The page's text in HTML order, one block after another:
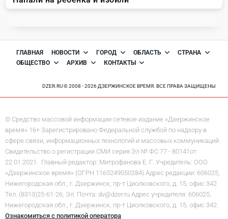
ГЛАВНАЯ НОВОСТИ ГОРОД ОБЛАСТЬ
СТРАНА
ОБЩЕСТВО
АРХИВ КОНТАКТЫ
DZER.RU © 2008 - 2026 ДЗЕРЖИНСКОЕ ВРЕМЯ. ВСЕ ПРАВА ЗАЩИЩЕНЫ
© Средство массовой информации сетевое издание «Дзержинское
время» 16+ Зарегистрировано Федеральной службой по надзору в
сфере связи, информационных технологий и массовых коммуникаций.
Свидетельство о регистрации СМИ серия Эл № ФС 77 - 80141от
22.01.2021. Главный редактор: Митрофанова Е. Г. Учредитель: ООО
«Дзержинское время» (ОГРН 1165249050284) Адрес редакции: 606025,
Нижегородская обл., г. Дзержинск, пр-т Циолковского, д. 15, офис 342
Тел. (8313)25-61-26, Эл. Почта: dv@dzer.ru Адрес учредителя: 606025,
Нижегородская обл., г. Дзержинск, пр-т Циолковского, д. 15, офис 342.
Ознакомиться с политикой оператора